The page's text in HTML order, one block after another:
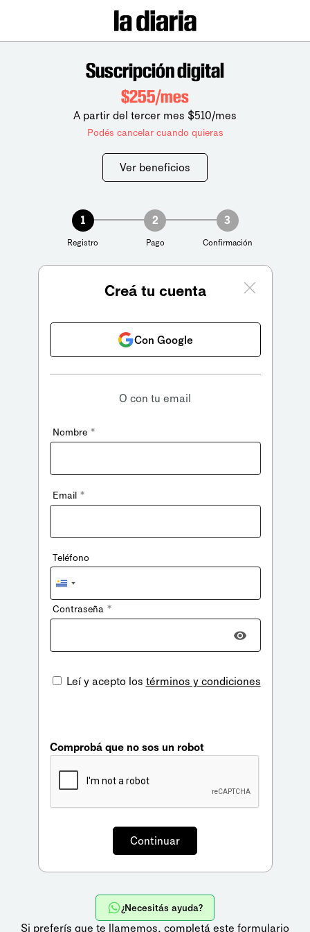
Suscripción digital
$255/mes
A partir del tercer mes $510/mes
Podés cancelar cuando quieras
Ver beneficios
1
Registro
2
Pago
3
Confirmación
Creá tu cuenta
Con Google
O con tu email
Nombre *
Email *
Teléfono
Uruguay
+598
Contraseña *
Leí y acepto los términos y condiciones
Comprobá que no sos un robot
¿Necesitás ayuda?
Si preferís que te llamemos, completá este formulario